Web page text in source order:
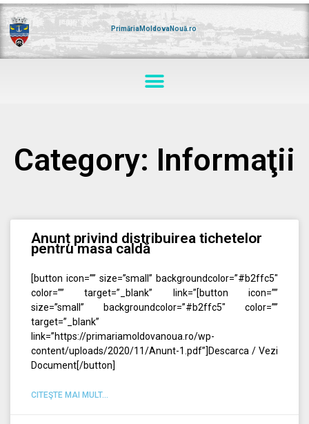
Skip
to
content
PrimăriaMoldovaNouă.ro
Menu
Category: Informaţii
Anunț privind distribuirea tichetelor
pentru masa caldă
[button icon=”” size=”small” backgroundcolor=”#b2ffc5″
color=”” target=”_blank” link=”[button icon=””
size=”small” backgroundcolor=”#b2ffc5″ color=””
target=”_blank”
link=”https://primariamoldovanoua.ro/wp-
content/uploads/2020/11/Anunt-1.pdf”]Descarca / Vezi
Document[/button]
CITEŞTE MAI MULT...